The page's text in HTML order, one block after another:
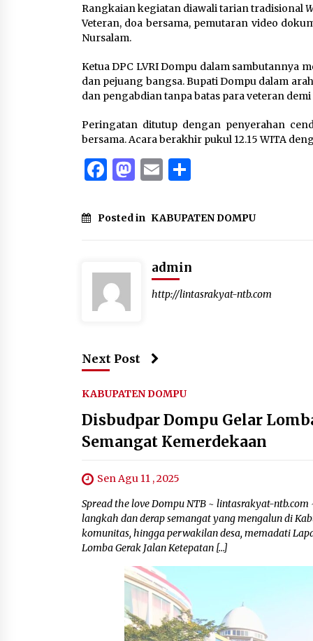
Rangkaian kegiatan diawali tarian tradisional
Veteran, doa bersama, pemutaran video
Nursalam.
Ketua DPC LVRI Dompu dalam sambutannya
dan pejuang bangsa. Bupati Dompu dalam
dan pengabdian tanpa batas para veteran
Peringatan ditutup dengan penyerahan
bersama. Acara berakhir pukul 12.15 WITA
Facebook
Mastodon
Email
Posted in KABUPATEN DOMPU
admin
http://lintasrakyat-ntb.com
Next Post
KABUPATEN DOMPU
Disbudpar Dompu Gelar
Semangat Kemerdekaan
Sen Agu 11 , 2025
Spread the love Dompu NTB ~ lintasrakyat-
langkah dan derap semangat yang mengalun di
komunitas, hingga perwakilan desa, memadati
Lomba Gerak Jalan Ketepatan […]